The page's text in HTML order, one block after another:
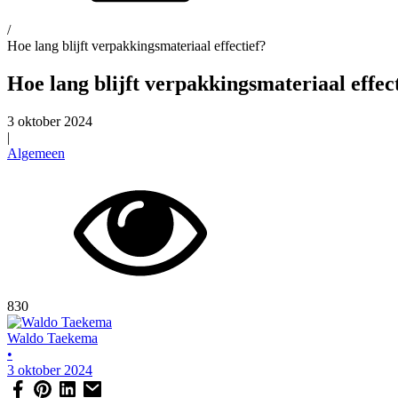
/
Hoe lang blijft verpakkingsmateriaal effectief?
Hoe lang blijft verpakkingsmateriaal
3 oktober 2024
|
Algemeen
830
Waldo Taekema
•
3 oktober 2024